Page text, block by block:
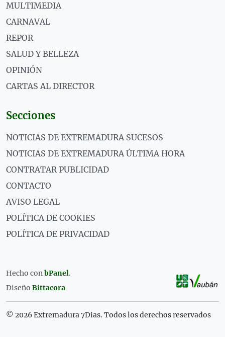
MULTIMEDIA
CARNAVAL
REPOR
SALUD Y BELLEZA
OPINIÓN
CARTAS AL DIRECTOR
Secciones
NOTICIAS DE EXTREMADURA SUCESOS
NOTICIAS DE EXTREMADURA ÚLTIMA HORA
CONTRATAR PUBLICIDAD
CONTACTO
AVISO LEGAL
POLÍTICA DE COOKIES
POLÍTICA DE PRIVACIDAD
Hecho conbPanel.
Diseño Bittacora
© 2026 Extremadura 7Dias. Todos los derechos reservados